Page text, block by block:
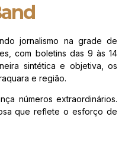
jornalismo na grade de
com boletins das 9 às 14
sintética e objetiva, os
e região.
números extraordinários.
que reflete o esforço de